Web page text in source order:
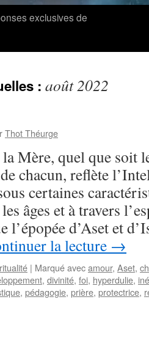
exclusives de
: août 2022
Thot Théurge
Mère, quel que soit
chacun, reflète
certaines
âges et à travers
l’épopée d’Aset et
la lecture →
| Marqué avecamour, Aset,
, divinité, foi, hyperdulie,
, pédagogie, prière, protectrice,